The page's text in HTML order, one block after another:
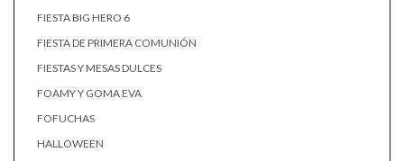
FIESTA BIG HERO 6
FIESTA DE PRIMERA COMUNIÓN
FIESTAS Y MESAS DULCES
FOAMY Y GOMA EVA
FOFUCHAS
HALLOWEEN